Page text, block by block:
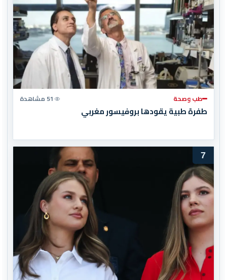
طب وصحة 51 مشاهدة
طفرة طبية يقودها بروفيسور مغربي
7